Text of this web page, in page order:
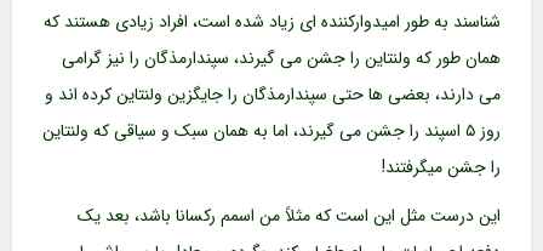
شناسند به طور امیدوارکننده ای زیاد شده است، افراد زیادی هستند که
همان طور که ولنتاین را جشن می گیرند، سپندارمذگان را نیز گرامی
می دارند، بعضی ها حتی سپندارمذگان را جایگزین ولنتاین کرده اند و
روز ۵ اسپند را جشن می گیرند، اما به همان سبک و سیاقی که ولنتاین
را جشن میگرفتند!
این درست مثل این است که مثلاً من اسمم رکسانا باشد، بعد یک